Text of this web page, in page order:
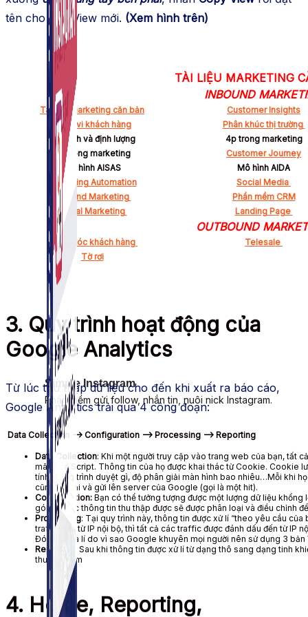
Simple Instagram
Phần mềm gửi follow, nhắn tin, nuôi nick Instagram.
tên cho bản View mới. (Xem hình trên)
TÀI LIỆU MARKETING
INBOUND
Tài liệu marketing căn bản
Customer Insights
Hành vi khách hàng
Phân khúc thị trường
Định tính và định lượng
4p trong marketing
4c trong marketing
Customer Journey
Mô hình AISAS
Mô hình AIDA
Marketing Automation
Social Media
Inbound Marketing
Phần mềm CRM
Social Marketing
Landing Page
OUTBOUND
Chăm sóc khách hàng
Telesale
Tờ rơi
3. Quy trình hoạt động của
Google Analytics
Từ lúc thu thập dữ liệu cho đến khi xuất ra báo cáo,
Google Analytics trải qua 4 công đoạn:
Data Collection –> Configuration –> Processing –> Reporting
Data Collection: Khi một người truy cập vào trang web của bạn, tất
mã Java Script. Thông tin của họ được khai thác từ Cookie. Cookie
tính, dùng trình duyệt gì, độ phân giải màn hình bao nhiêu…Mỗi khi
cũng ghi lại và gửi lên server của Google (gọi là một hit).
Configuration: Bạn có thể tưởng tượng được một lượng dữ liệu
gói lại. Các thông tin thu thập được sẽ được phân loại và điều chỉnh
Processing: Tại quy trình này, thông tin được xử lí “theo yêu cầu
traffic đến từ IP nội bộ, thì tất cả các traffic được đánh dấu đến từ IP
Đó chính là lí do vì sao Google khuyên mọi người nên sử dụng 3
Reporting
: Sau khi thông tin được xử lí từ dạng thô sang dạng tinh
thường xem
4. Home, Reporting,